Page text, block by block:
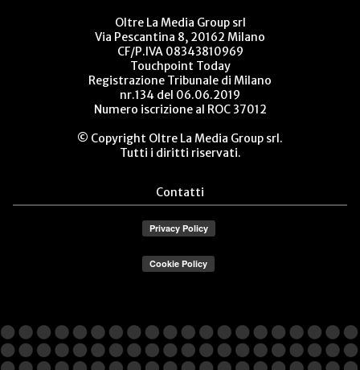
Oltre La Media Group srl
Via Pescantina 8, 20162 Milano
CF/P.IVA 08343810969
Touchpoint Today
Registrazione Tribunale di Milano
nr.134 del 06.06.2019
Numero iscrizione al ROC 37012
© Copyright Oltre La Media Group srl.
Tutti i diritti riservati.
Contatti